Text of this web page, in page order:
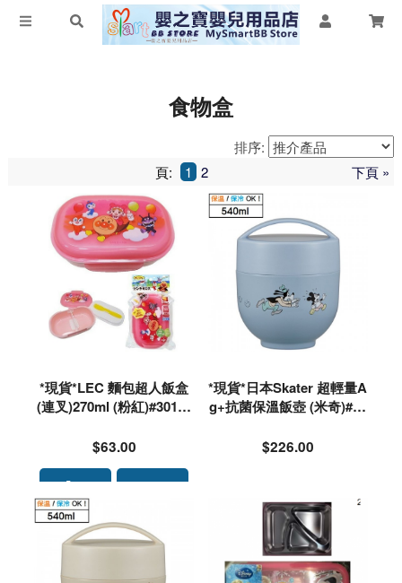
食物盒
排序:
下頁 »
頁: 1 2
*現貨*LEC 麵包超人飯盒
(連叉)270ml (粉紅)#30180
$63.00
*現貨*日本Skater 超輕量A
g+抗菌保溫飯壺 (米奇)#54
$226.00